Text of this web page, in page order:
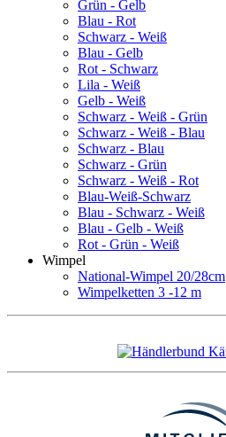
Grün - Gelb
Blau - Rot
Schwarz - Weiß
Blau - Gelb
Rot - Schwarz
Lila - Weiß
Gelb - Weiß
Schwarz - Weiß - Grün
Schwarz - Weiß - Blau
Schwarz - Blau
Schwarz - Grün
Schwarz - Weiß - Rot
Blau-Weiß-Schwarz
Blau - Schwarz - Weiß
Blau - Gelb - Weiß
Rot - Grün - Weiß
Wimpel
National-Wimpel 20/28cm
Wimpelketten 3 -12 m